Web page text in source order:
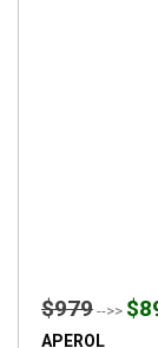
$979 -->>
APEROL